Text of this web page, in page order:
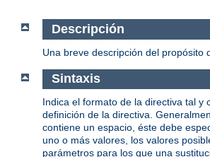
Descripción
Una breve descripción del propósito
Sintaxis
Indica el formato de la directiva tal y
definición de la directiva.
contiene un espacio, éste debe
uno o más valores, los valores
parámetros para los que una